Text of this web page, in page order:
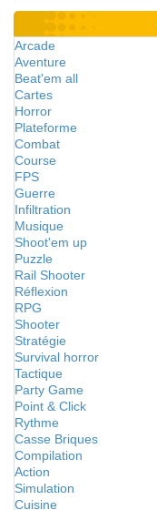
Arcade
Aventure
Beat'em all
Cartes
Horror
Plateforme
Combat
Course
FPS
Guerre
Infiltration
Musique
Shoot'em up
Puzzle
Rail Shooter
Réflexion
RPG
Shooter
Stratégie
Survival horror
Tactique
Party Game
Point & Click
Rythme
Casse Briques
Compilation
Action
Simulation
Cuisine